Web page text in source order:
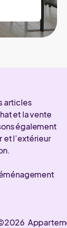
articles
et la vente
également
et l’extérieur